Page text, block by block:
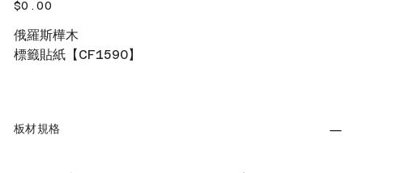
格
$0.00
俄羅斯樺木
標籤貼紙【CF1590】
板材規格